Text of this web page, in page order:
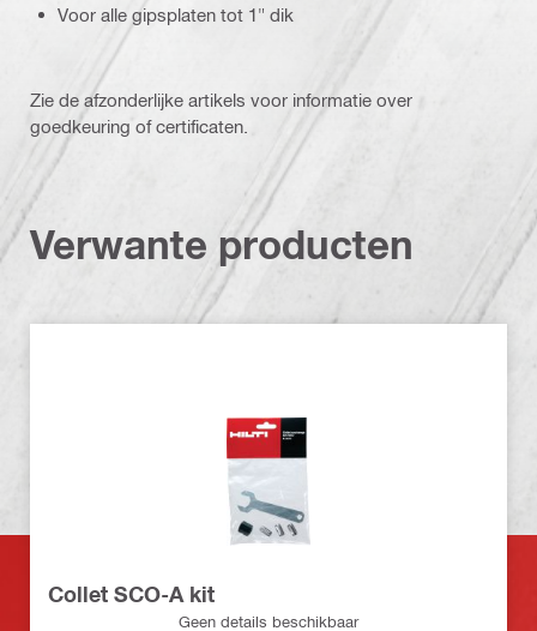
Voor alle gipsplaten tot 1" dik
Zie de afzonderlijke artikels voor informatie over
goedkeuring of certificaten.
Verwante producten
Collet SCO-A kit
Geen details beschikbaar